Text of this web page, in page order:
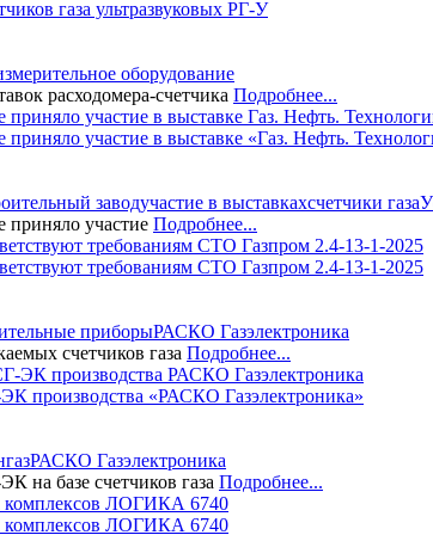
газа ультразвуковых РГ-У
оборудование
расходомера-счетчика Подробнее...
участие в выставке «Газ. Нефть.
заводучастие в выставкахсчетчики газа
участие Подробнее...
требованиям СТО Газпром 2.4-13-1-2025
приборыРАСКО Газэлектроника
счетчиков газа Подробнее...
производства «РАСКО Газэлектроника»
РАСКО Газэлектроника
на базе счетчиков газа Подробнее...
комплексов ЛОГИКА 6740